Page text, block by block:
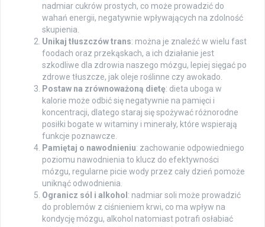
nadmiar cukrów prostych, co może prowadzić do
wahań energii, negatywnie wpływających na zdolność
skupienia.
Unikaj tłuszczów trans: można je znaleźć w wielu fast
foodach oraz przekąskach, a ich działanie jest
szkodliwe dla zdrowia naszego mózgu, lepiej sięgać po
zdrowe tłuszcze, jak oleje roślinne czy awokado.
Postaw na zrównoważoną dietę: dieta uboga w
kalorie może odbić się negatywnie na pamięci i
koncentracji, dlatego staraj się spożywać różnorodne
posiłki bogate w witaminy i minerały, które wspierają
funkcje poznawcze.
Pamiętaj o nawodnieniu: zachowanie odpowiedniego
poziomu nawodnienia to klucz do efektywności
mózgu, regularne picie wody przez cały dzień pomoże
uniknąć odwodnienia.
Ogranicz sól i alkohol : nadmiar soli może prowadzić
do problemów z ciśnieniem krwi, co ma wpływ na
kondycję mózgu, alkohol natomiast potrafi osłabiać